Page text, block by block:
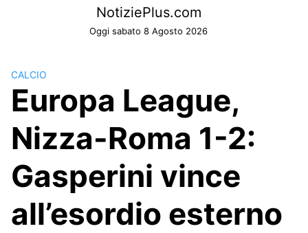
NotiziePlus.com
Oggi sabato 8 Agosto 2026
CALCIO
Europa League,
Nizza-Roma 1-2:
Gasperini vince
all’esordio esterno